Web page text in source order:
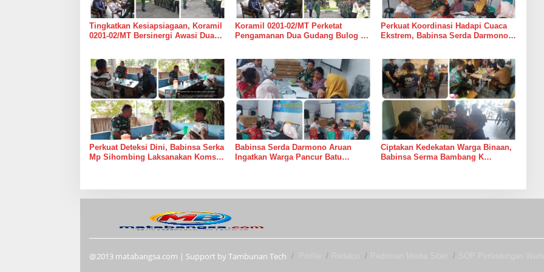
Tingkatkan Kesiapsiagaan, Koramil
0201-02/MT Bersinergi Awasi Dua
Koramil 0201-02/MT Perketat
Pengamanan Dua Gudang Bulog di
Perkuat Koordinasi Hadapi Cuaca
Ekstrem, Babinsa Serda Darmono
Perkuat Deteksi Dini, Babinsa Serka
Mp Sihombing Laksanakan Komsos
Babinsa Serda Darmono Aruan
Ingatkan Warga Pancur Batu
Ciptakan Kedekatan Warga Binaan,
Babinsa Serma Bambang K
@2013 matabangsa.com | Support by Tambunan Tech